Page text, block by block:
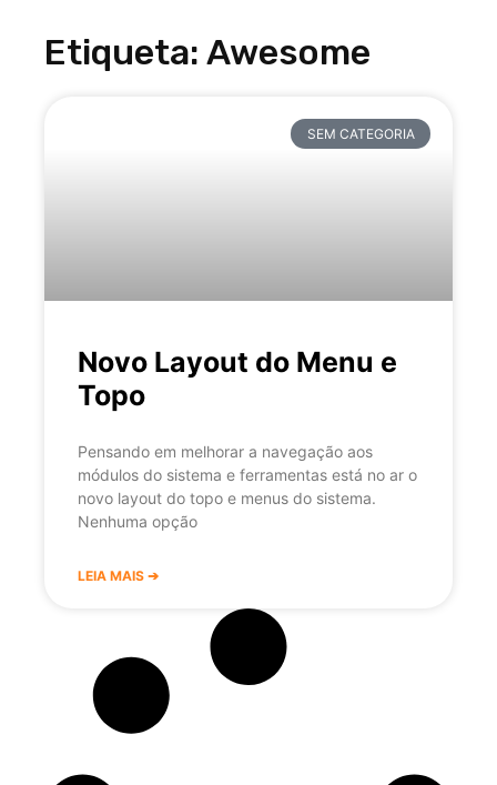
Etiqueta: Awesome
SEM CATEGORIA
Novo Layout do Menu e
Topo
Pensando em melhorar a navegação aos
módulos do sistema e ferramentas está no ar o
novo layout do topo e menus do sistema.
Nenhuma opção
LEIA MAIS ➔